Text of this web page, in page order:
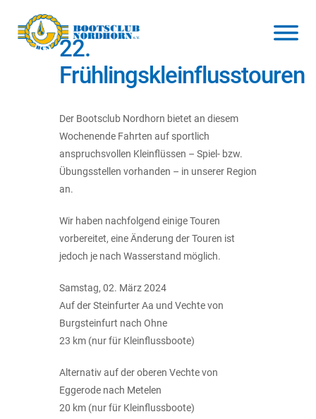
22.
Frühlingskleinflusstouren
Der Bootsclub Nordhorn bietet an diesem
Wochenende Fahrten auf sportlich
anspruchsvollen Kleinflüssen – Spiel- bzw.
Übungsstellen vorhanden – in unserer Region
an.
Wir haben nachfolgend einige Touren
vorbereitet, eine Änderung der Touren ist
jedoch je nach Wasserstand möglich.
Samstag, 02. März 2024
Auf der Steinfurter Aa und Vechte von
Burgsteinfurt nach Ohne
23 km (nur für Kleinflussboote)
Alternativ auf der oberen Vechte von
Eggerode nach Metelen
20 km (nur für Kleinflussboote)